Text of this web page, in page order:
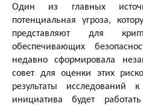
Один из главных
потенциальная угроза,
представляют для
обеспечивающих
недавно сформировала
совет для оценки этих
результаты
инициатива будет